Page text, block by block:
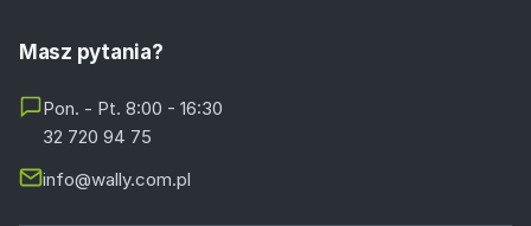
Masz pytania?
Pon. - Pt. 8:00 - 16:30
32 720 94 75
info@wally.com.pl